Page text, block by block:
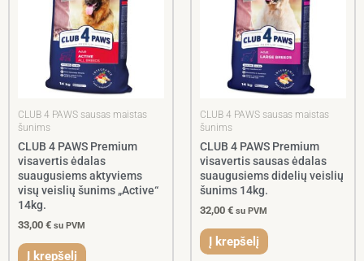
CLUB 4 PAWS sausas maistas
šunims
CLUB 4 PAWS Premium
visavertis ėdalas
suaugusiems aktyviems
visų veislių šunims „Active“
14kg.
33,00 € su PVM
Į krepšelį
CLUB 4 PAWS sausas maistas
šunims
CLUB 4 PAWS Premium
visavertis sausas ėdalas
suaugusiems didelių veislių
šunims 14kg.
32,00 € su PVM
Į krepšelį